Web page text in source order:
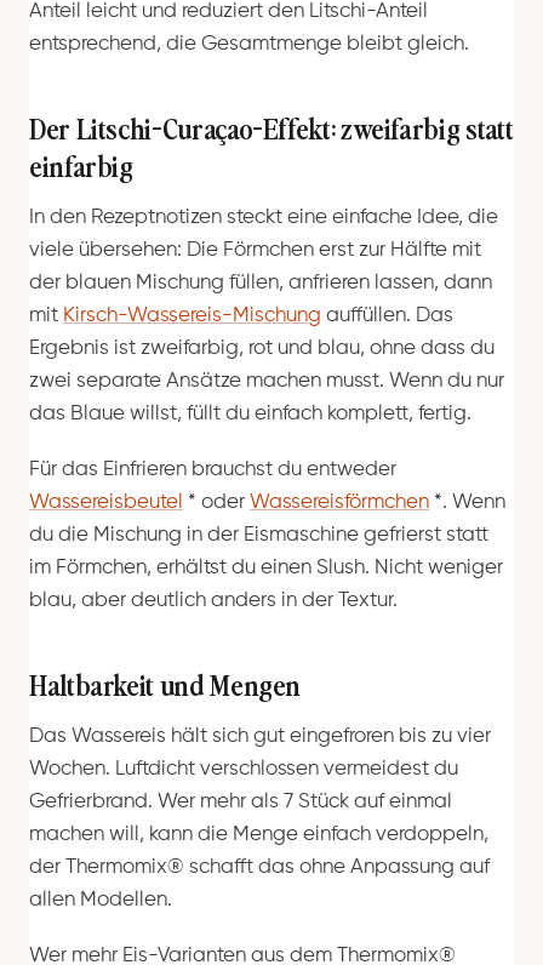
Anteil leicht und reduziert den Litschi-Anteil
entsprechend, die Gesamtmenge bleibt gleich.
Der Litschi-Curaçao-Effekt: zweifarbig statt
einfarbig
In den Rezeptnotizen steckt eine einfache Idee, die
viele übersehen: Die Förmchen erst zur Hälfte mit
der blauen Mischung füllen, anfrieren lassen, dann
mit Kirsch-Wassereis-Mischung auffüllen. Das
Ergebnis ist zweifarbig, rot und blau, ohne dass du
zwei separate Ansätze machen musst. Wenn du nur
das Blaue willst, füllt du einfach komplett, fertig.
Für das Einfrieren brauchst du entweder
Wassereisbeutel * oder Wassereisförmchen *. Wenn
du die Mischung in der Eismaschine gefrierst statt
im Förmchen, erhältst du einen Slush. Nicht weniger
blau, aber deutlich anders in der Textur.
Haltbarkeit und Mengen
Das Wassereis hält sich gut eingefroren bis zu vier
Wochen. Luftdicht verschlossen vermeidest du
Gefrierbrand. Wer mehr als 7 Stück auf einmal
machen will, kann die Menge einfach verdoppeln,
der Thermomix® schafft das ohne Anpassung auf
allen Modellen.
Wer mehr Eis-Varianten aus dem Thermomix®